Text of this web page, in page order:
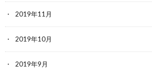
2019年11月
2019年10月
2019年9月